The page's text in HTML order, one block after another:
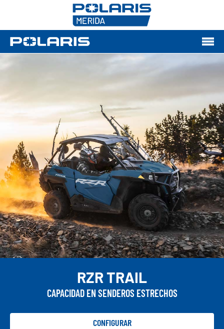
RZR TRAIL
CAPACIDAD EN SENDEROS ESTRECHOS
CONFIGURAR